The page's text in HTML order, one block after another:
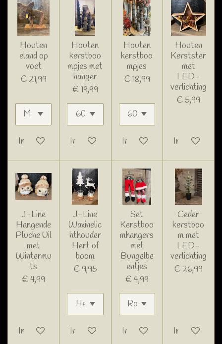
Houten
eland op
voet
€ 21,99
In winkelwagen
Houten
kerstboo
mpjes met
hanger
€ 19,99
In winkelwagen
Houten
kerstboo
mpjes
€ 18,99
In winkelwagen
Houten
Kerstster
met
LED-
verlichting
€ 5,99
In
J-Line
Hangende
Pluche Uil
met
Wintermu
ts
€ 4,99
In winkelwagen
J-Line
Waxinelic
hthouder
Hert of
boom
€ 9,95
In winkelwagen
Set
Kerstboo
mhangers
met
Bungelbe
entjes
€ 4,99
In winkelwagen
Ceder
kerstboo
m met
LED-
verlichting
€ 26,99
In